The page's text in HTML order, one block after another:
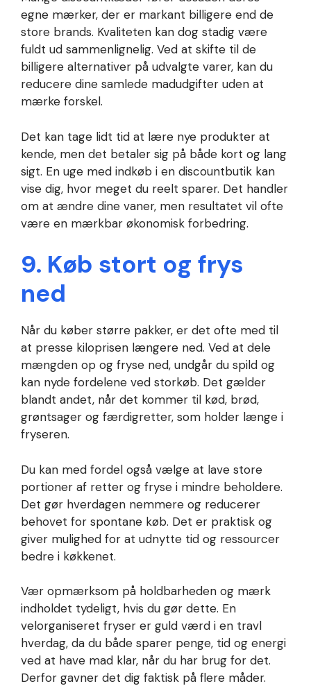
egne mærker, der er markant billigere end de
store brands. Kvaliteten kan dog stadig være
fuldt ud sammenlignelig. Ved at skifte til de
billigere alternativer på udvalgte varer, kan du
reducere dine samlede madudgifter uden at
mærke forskel.
Det kan tage lidt tid at lære nye produkter at
kende, men det betaler sig på både kort og lang
sigt. En uge med indkøb i en discountbutik kan
vise dig, hvor meget du reelt sparer. Det handler
om at ændre dine vaner, men resultatet vil ofte
være en mærkbar økonomisk forbedring.
9. Køb stort og frys
ned
Når du køber større pakker, er det ofte med til
at presse kiloprisen længere ned. Ved at dele
mængden op og fryse ned, undgår du spild og
kan nyde fordelene ved storkøb. Det gælder
blandt andet, når det kommer til kød, brød,
grøntsager og færdigretter, som holder længe i
fryseren.
Du kan med fordel også vælge at lave store
portioner af retter og fryse i mindre beholdere.
Det gør hverdagen nemmere og reducerer
behovet for spontane køb. Det er praktisk og
giver mulighed for at udnytte tid og ressourcer
bedre i køkkenet.
Vær opmærksom på holdbarheden og mærk
indholdet tydeligt, hvis du gør dette. En
velorganiseret fryser er guld værd i en travl
hverdag, da du både sparer penge, tid og energi
ved at have mad klar, når du har brug for det.
Derfor gavner det dig faktisk på flere måder.